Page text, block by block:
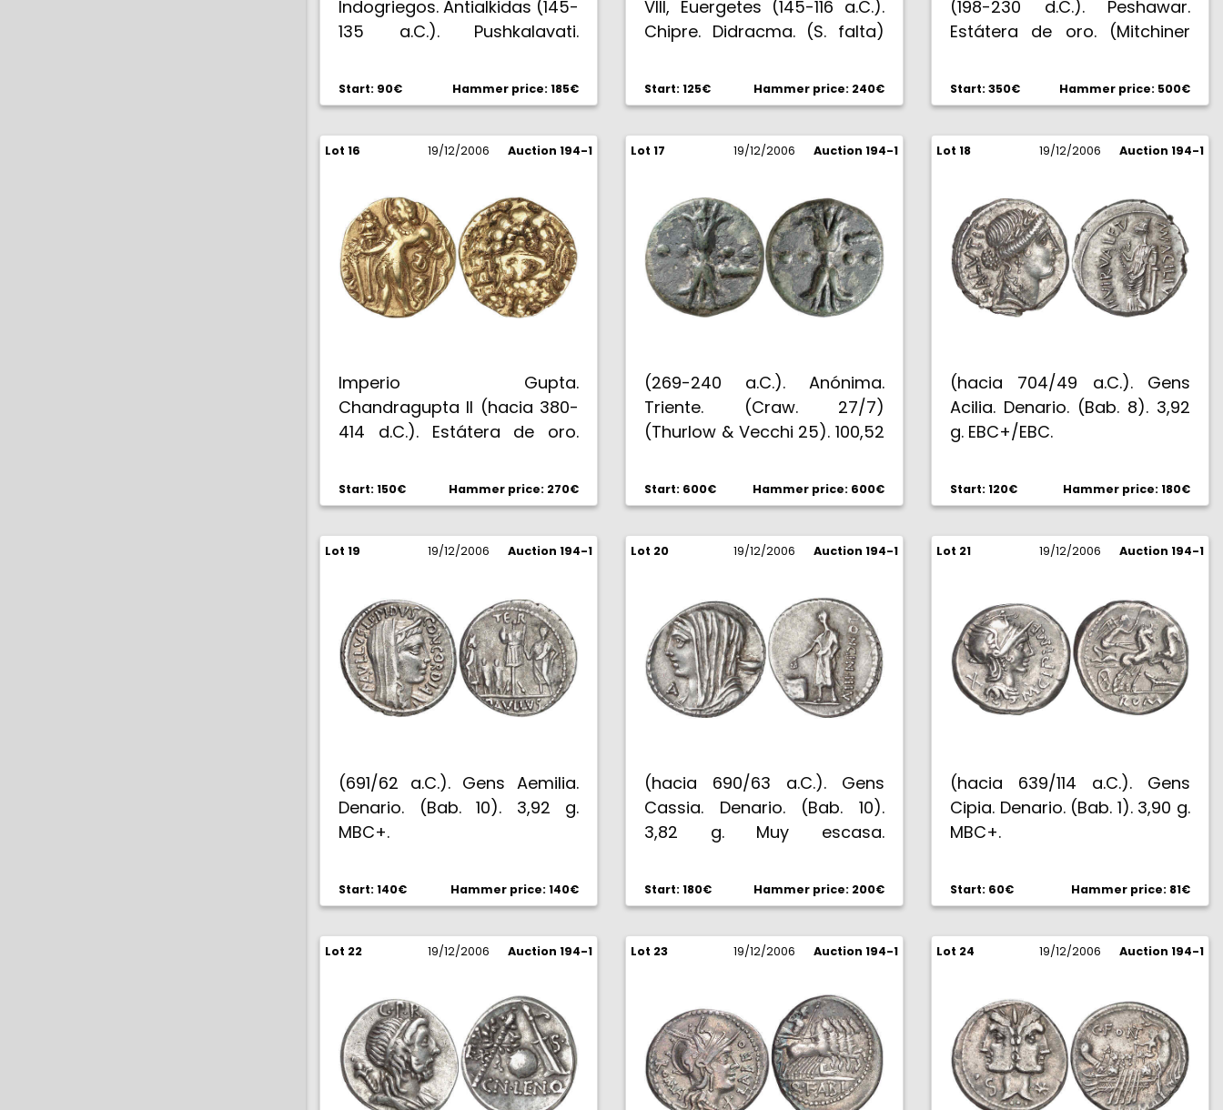
Indogriegos. Antialkidas (145-
135 a.C.). Pushkalavati.
EBC+.
Start: 90€ Hammer price: 185€
VIII, Euergetes (145-116 a.C.).
Chipre. Didracma. (S. falta)
MBC.
Start: 125€ Hammer price: 240€
(198-230 d.C.). Peshawar.
Estátera de oro. (Mitchiner
Start: 350€ Hammer price: 500€
Lot 16 19/12/2006 Auction 194-1
Imperio Gupta.
Chandragupta II (hacia 380-
414 d.C.). Estátera de oro.
7,87 g. Rayitas en reverso.
EBC-/MBC+.
Start: 150€ Hammer price: 270€
Lot 17 19/12/2006 Auction 194-1
(269-240 a.C.). Anónima.
Triente. (Craw. 27/7)
(Thurlow & Vecchi 25). 100,52
Start: 600€ Hammer price: 600€
Lot 18 19/12/2006 Auction 194-1
(hacia 704/49 a.C.). Gens
Acilia. Denario. (Bab. 8). 3,92
g. EBC+/EBC.
Start: 120€ Hammer price: 180€
Lot 19 19/12/2006 Auction 194-1
(691/62 a.C.). Gens Aemilia.
Denario. (Bab. 10). 3,92 g.
MBC+.
Start: 140€ Hammer price: 140€
Lot 20 19/12/2006 Auction 194-1
(hacia 690/63 a.C.). Gens
Cassia. Denario. (Bab. 10).
3,82 g. Muy escasa.
Start: 180€ Hammer price: 200€
Lot 21 19/12/2006 Auction 194-1
(hacia 639/114 a.C.). Gens
Cipia. Denario. (Bab. 1). 3,90 g.
MBC+.
Start: 60€ Hammer price: 81€
Lot 22 19/12/2006 Auction 194-1 Lot 23 19/12/2006 Auction 194-1 Lot 24 19/12/2006 Auction 194-1